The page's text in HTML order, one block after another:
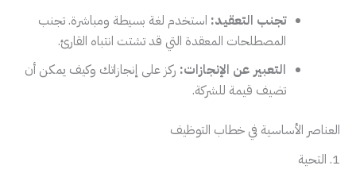
تجنب التعقيد: استخدم لغة بسيطة ومباشرة. تجنب
المصطلحات المعقدة التي قد تشتت انتباه القارئ.
التعبير عن الإنجازات: ركز على إنجازاتك وكيف يمكن أن
تضيف قيمة للشركة.
العناصر الأساسية في خطاب التوظيف
1. التحية